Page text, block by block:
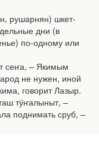
рушарнян) шкет-
дни (в
по-одному или
сеҥа, – Якимым
не нужен, иной
говорит Лазыр.
тӱҥалыныт, –
поднимать сруб, –